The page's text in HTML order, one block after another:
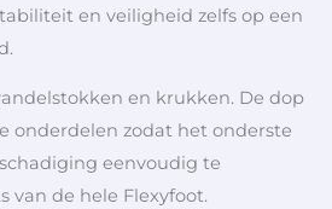
en veiligheid zelfs op een
en krukken. De dop
onderdelen zodat het onderste
eenvoudig te
van de hele Flexyfoot.